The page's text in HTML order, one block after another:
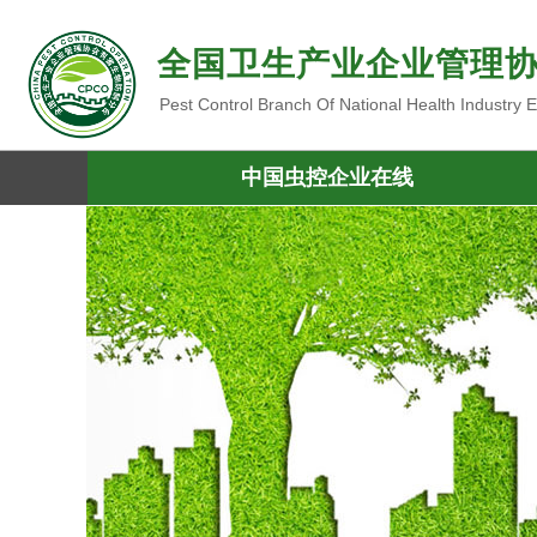
全国卫生产业企业管理
Pest Control Branch Of National Health Industry
中国虫控企业在线